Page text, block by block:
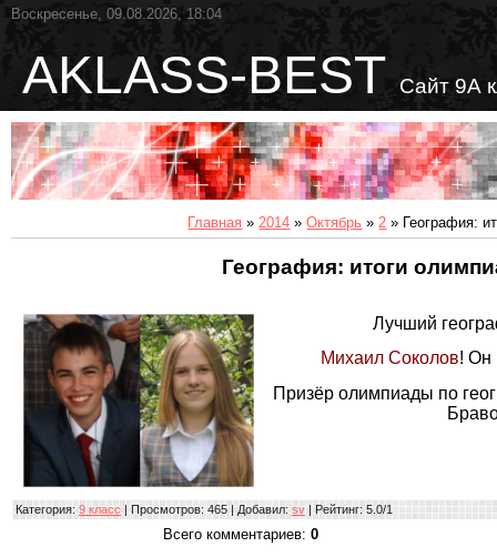
Воскресенье, 09.08.2026, 18:04
AKLASS-BEST Сайт 9А
Главная » 2014 » Октябрь » 2 » География:
География: итоги
Лучший
Михаил Соколов! Он
Призёр олимпиады по
Категория: 9 класс | Просмотров: 465 | Добавил: sv | Рейтинг: 5.0/1
Всего комментариев: 0